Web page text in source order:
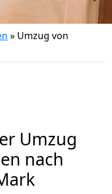
» Umzug von
Umzug
nach